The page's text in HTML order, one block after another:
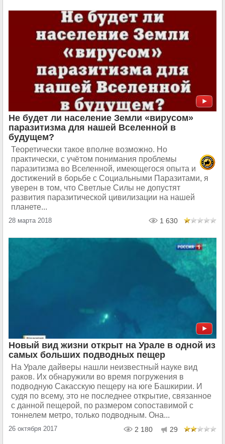
Не будет ли население Земли «вирусом»
паразитизма для нашей Вселенной в
будущем?
Теоретически такое вполне возможно. Но
практически, с учётом понимания проблемы
паразитизма во Вселенной, имеющегося опыта и
достижений в борьбе с Социальными Паразитами, я
уверен в том, что Светлые Силы не допустят
развития паразитической цивилизации на нашей
планете...
28 марта 2018 1 630
Новый вид жизни открыт на Урале в одной из
самых больших подводных пещер
На Урале дайверы нашли неизвестный науке вид
раков. Их обнаружили во время погружения в
подводную Сакасскую пещеру на юге Башкирии. И
судя по всему, это не последнее открытие, связанное
с данной пещерой, по размером сопоставимой с
тоннелем метро, только подводным. Она...
26 октября 2017 2 180 29